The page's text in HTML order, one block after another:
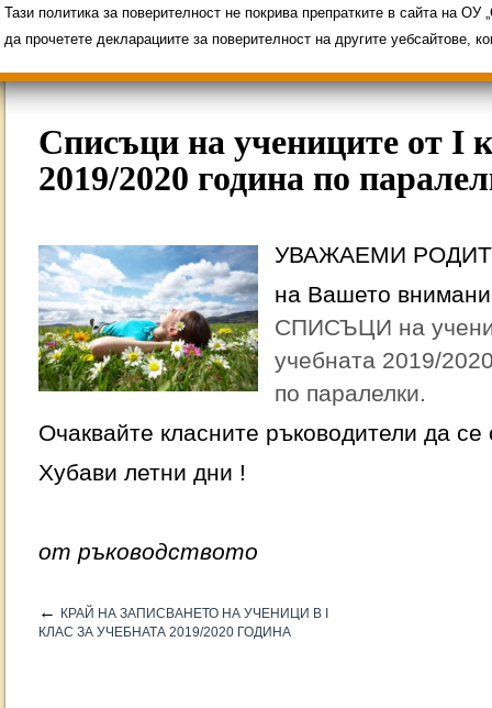
ИНОВАЦИЯ 2026
Олимпиади 2025/2026
Списъци на учениците от I
2019/2020 година по
УВАЖАЕМИ
на Вашето
СПИСЪЦИ на
учебната 2019/
по паралелки.
Очаквайте класните ръководители да
Хубави летни дни !
от ръководството
←
КРАЙ НА ЗАПИСВАНЕТО НА УЧЕНИЦИ В I
КЛАС ЗА УЧЕБНАТА 2019/2020 ГОДИНА
Тази политика за поверителност не покрива препратките в сайта на
да прочетете декларациите за поверителност на другите уебсайтове,